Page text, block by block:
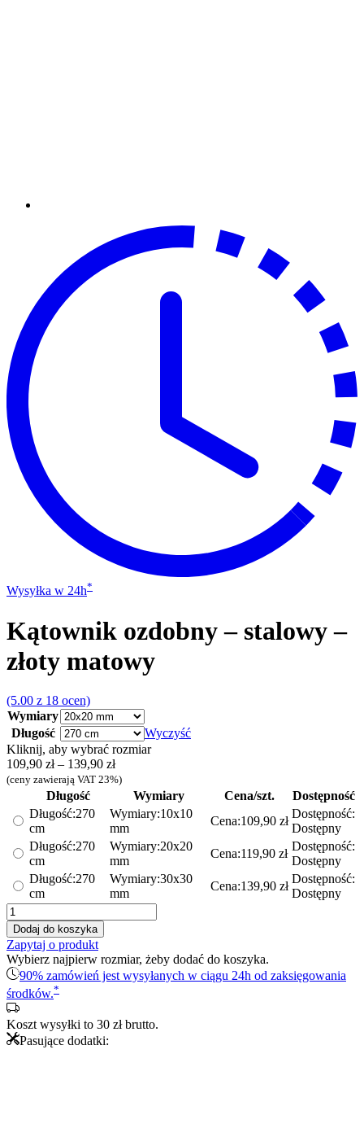
Wysyłka w 24h*
Kątownik ozdobny – stalowy –
złoty matowy
(5.00 z 18 ocen)
Wymiary
Długość
Wyczyść
Kliknij, aby wybrać rozmiar
109,90 zł – 139,90 złZakres
cen:
109,90 zł
do
139,90 zł
(ceny zawierają VAT 23%)
Długość Wymiary Cena/szt.
Dostępność
Długość:270
cm
Wymiary:10x10
mm
Cena:109,90 zł
Dostępność:
Dostępny
Długość:270
cm
Wymiary:20x20
mm
Cena:119,90 zł
Dostępność:
Dostępny
Długość:270
cm
Wymiary:30x30
mm
Cena:139,90 zł
Dostępność:
Dostępny
ilość
Kątownik
ozdobny
-
stalowy
-
złoty
matowy
Dodaj do koszyka
Zapytaj o produkt
Wybierz najpierw rozmiar, żeby dodać do koszyka.
90% zamówień jest wysyłanych w ciągu 24h od zaksięgowania
środków.*
Koszt wysyłki to 30 złbrutto.
Pasujące dodatki: